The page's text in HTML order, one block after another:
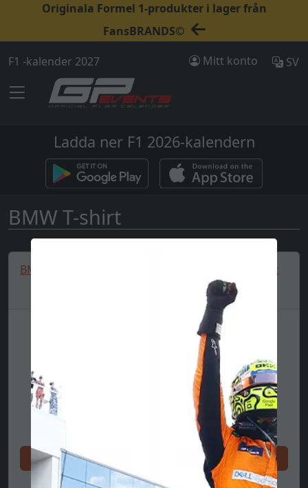
Originala Formel 1-produkter i lager från
FansBRANDS©
F1 -kalender 2027 Mitt konto SV
Ladda ner F1 2026-kalendern
BMW T-shirt
BMW M Sport Polo
Shoppa nu
BMW M Motorsport
Shoppa nu